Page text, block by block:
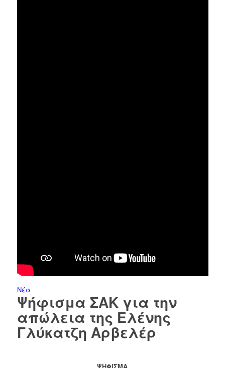
Νέα
Ψήφισμα ΣΑΚ για την
απώλεια της Ελένης
Γλύκατζη Αρβελέρ
ΨΗΦΙΣΜΑ